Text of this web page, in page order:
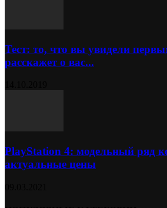
Тест: то, что вы увидели
расскажет о вас...
PlayStation 4: модельный ряд
актуальные цены